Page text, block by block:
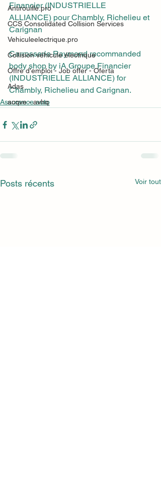
Antirouille.pro
CCS Consolidated Collision Services
Vehiculeelectrique.pro
Collision véhicule électrique
Offre d'emploi - Job offer - Oferta
Adas
acqve - avhq
Financier (INDUSTRIELLE
ALLIANCE) pour Chambly, Richelieu et
Carignan
Carrosserie Raymond recommanded
body shop by iA Groupe Financier
(INDUSTRIELLE ALLIANCE) for
Chambly, Richelieu and Carignan.
Assurance auto
Posts récents Voir tout